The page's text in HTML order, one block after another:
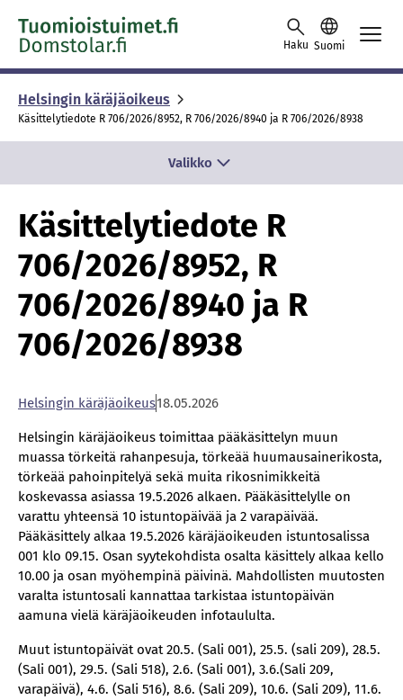
Skip to content -saavutettavuusohje
Haku Suomi
Helsingin käräjäoikeus
Käsittelytiedote R 706/2026/8952, R 706/2026/8940 ja R 706/2026/8938
Valikko
Käsittelytiedote R
706/2026/8952, R
706/2026/8940 ja R
706/2026/8938
Hel­sin­gin kä­rä­jä­oi­keus18.05.2026
Helsingin käräjäoikeus toimittaa pääkäsittelyn muun
muassa törkeitä rahanpesuja, törkeää huumausainerikosta,
törkeää pahoinpitelyä sekä muita rikosnimikkeitä
koskevassa asiassa 19.5.2026 alkaen. Pääkäsittelylle on
varattu yhteensä 10 istuntopäivää ja 2 varapäivää.
Pääkäsittely alkaa 19.5.2026 käräjäoikeuden istuntosalissa
001 klo 09.15. Osan syytekohdista osalta käsittely alkaa kello
10.00 ja osan myöhempinä päivinä. Mahdollisten muutosten
varalta istuntosali kannattaa tarkistaa istuntopäivän
aamuna vielä käräjäoikeuden infotaululta.
Muut istuntopäivät ovat 20.5. (Sali 001), 25.5. (sali 209), 28.5.
(Sali 001), 29.5. (Sali 518), 2.6. (Sali 001), 3.6.(Sali 209,
varapäivä), 4.6. (Sali 516), 8.6. (Sali 209), 10.6. (Sali 209), 11.6.